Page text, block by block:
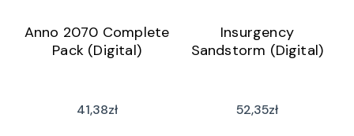
Anno 2070 Complete
Pack (Digital)
41,38zł
Insurgency
Sandstorm (Digital)
52,35zł